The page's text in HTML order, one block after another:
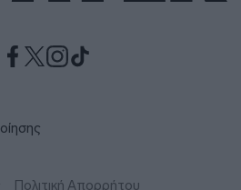
Πολιτική Απορρήτου